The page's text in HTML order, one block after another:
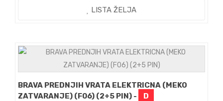
LISTA ŽELJA
BRAVA PREDNJIH VRATA ELEKTRICNA (MEKO
ZATVARANJE) (F06) (2+5 PIN) -
D